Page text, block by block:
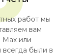
работ мы
вам
Max или
были в